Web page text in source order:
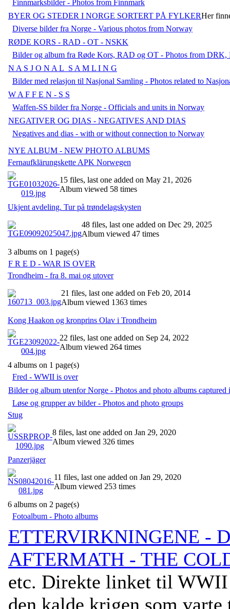
Finnmarksbilder - Photos from Finnmark
BYER OG STEDER I NORGE SORTERT PÅ FYLKERHer
Diverse bilder fra Norge - Various photos from Norway
RØDE KORS - RAD - OT - NSKK
Bilder og album fra Røde Kors, RAD og OT - Photos from
N A S J O N A L_S A M L I N G
Bilder med relasjon til Nasjonal Samling - Photos related to
W A F F E N - S S
Waffen-SS bilder fra Norge - Officials and units in Norway
NEGATIVER OG DIAS - NEGATIVES AND DIAS
Negatives and dias - with or without connection to Norway
NYE ALBUM - NEW PHOTO ALBUMS
Fernaufklärungskette APK Norwegen
15 files, last one added on May 21, 2026
Album viewed 58 times
Ukjent avdeling. Tur på trøndelagskysten
48 files, last one added on Dec 29, 2025
Album viewed 47 times
3 albums on 1 page(s)
F R E D - WAR IS OVER
Trondheim - fra 8. mai og utover
21 files, last one added on Feb 20, 2014
Album viewed 1363 times
Kong Haakon og kronprins Olav i Trondheim
22 files, last one added on Sep 24, 2022
Album viewed 264 times
4 albums on 1 page(s)
Fred - WWII is over
Bilder og album utenfor Norge - Photos and photo albums captured
Løse og grupper av bilder - Photos and photo groups
Stug
8 files, last one added on Jan 29, 2020
Album viewed 326 times
Panzerjäger
11 files, last one added on Jan 29, 2020
Album viewed 253 times
6 albums on 2 page(s)
Fotoalbum - Photo albums
ETTERVIRKNINGENE -
AFTERMATH - THE
etc. Direkte linket til WWII
den kalde krigen som